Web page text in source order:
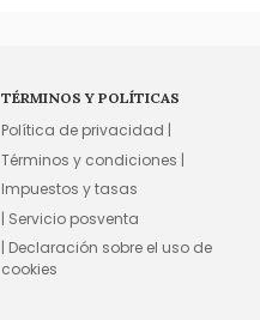
TÉRMINOS Y POLÍTICAS
Política de privacidad |
Términos y condiciones |
Impuestos y tasas
| Servicio posventa
| Declaración sobre el uso de
cookies